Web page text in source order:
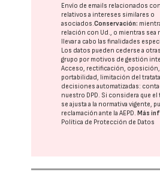
Envío de emails relacionados
relativos a intereses similares o
asociados.Conservación:
relación con Ud., o mientras sea
llevar a cabo las finalidades
Los datos pueden cederse a otras
grupo por motivos de gestión
Acceso, rectificación,
portabilidad, limitación del
decisiones automatizadas:
nuestro DPD. Si considera que
se ajusta a la normativa vigente,
reclamación ante laAEPD. Más
Política de Protección de Datos